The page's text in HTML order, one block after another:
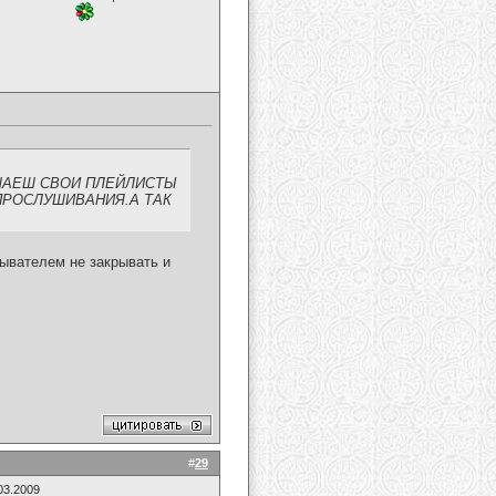
СВОИ ПЛЕЙЛИСТЫ
ТАК
не закрывать и
#29